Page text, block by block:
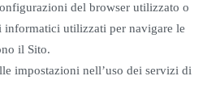
del browser utilizzato o
utilizzati per navigare le
il Sito.
impostazioni nell’uso dei servizi di